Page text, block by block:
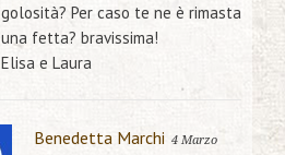
golosità? Per caso te ne è rimasta
una fetta? bravissima!
Elisa e Laura
Benedetta Marchi 4 Marzo